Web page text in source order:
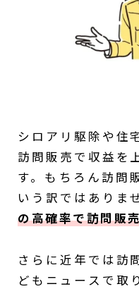
シロアリ駆除や住
訪問販売で収益を
す。もちろん訪問
いう訳ではありま
の高確率で訪問販
さらに近年では訪
どもニュースで取